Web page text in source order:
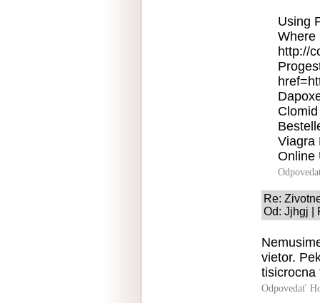
Using
Where
http://
Viagra
Online
Re:
Od: Jjhgj |
vietor.
tisicrocna
Odpovedať